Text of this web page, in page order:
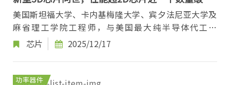
美国斯坦福大学、卡内基梅隆大学、宾夕法尼亚大学及
麻省理工学院工程师，与美国最大纯半导体代工厂
SkyWater Technology合作，研发新型多层单片3D计
芯片 2025/12/17
功率器件